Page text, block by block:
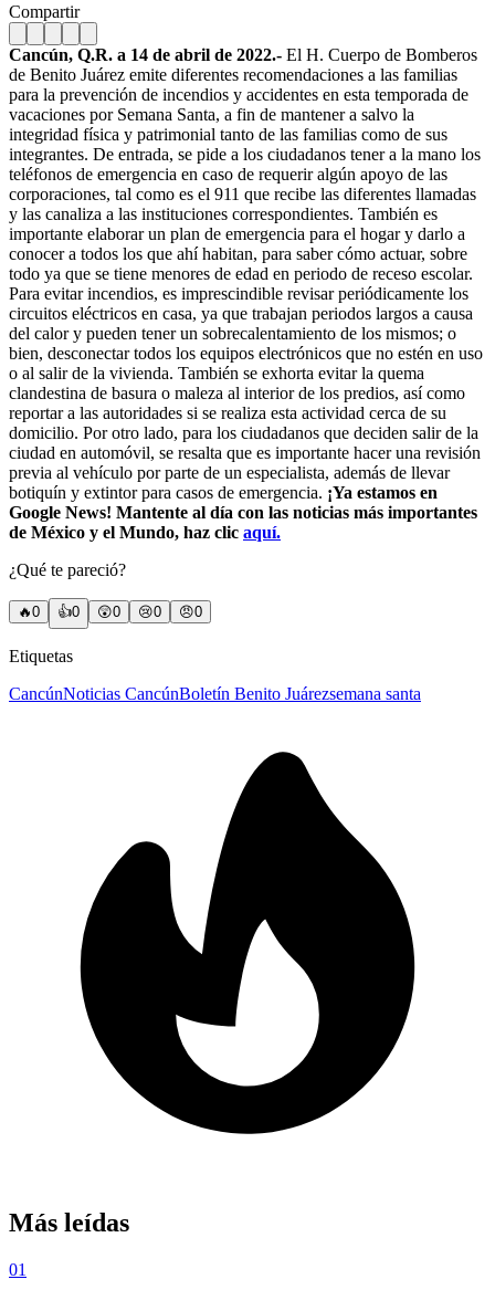
Compartir
Cancún, Q.R. a 14 de abril de 2022.- El H. Cuerpo de Bomberos
de Benito Juárez emite diferentes recomendaciones a las familias
para la prevención de incendios y accidentes en esta temporada de
vacaciones por Semana Santa, a fin de mantener a salvo la
integridad física y patrimonial tanto de las familias como de sus
integrantes. De entrada, se pide a los ciudadanos tener a la mano los
teléfonos de emergencia en caso de requerir algún apoyo de las
corporaciones, tal como es el 911 que recibe las diferentes llamadas
y las canaliza a las instituciones correspondientes. También es
importante elaborar un plan de emergencia para el hogar y darlo a
conocer a todos los que ahí habitan, para saber cómo actuar, sobre
todo ya que se tiene menores de edad en periodo de receso escolar.
Para evitar incendios, es imprescindible revisar periódicamente los
circuitos eléctricos en casa, ya que trabajan periodos largos a causa
del calor y pueden tener un sobrecalentamiento de los mismos; o
bien, desconectar todos los equipos electrónicos que no estén en uso
o al salir de la vivienda. También se exhorta evitar la quema
clandestina de basura o maleza al interior de los predios, así como
reportar a las autoridades si se realiza esta actividad cerca de su
domicilio. Por otro lado, para los ciudadanos que deciden salir de la
ciudad en automóvil, se resalta que es importante hacer una revisión
previa al vehículo por parte de un especialista, además de llevar
botiquín y extintor para casos de emergencia. ¡Ya estamos en
Google News! Mantente al día con las noticias más importantes
de México y el Mundo, haz clic aquí.
¿Qué te pareció?
🔥0 👍0 😲0 😢0 😠0
Etiquetas
CancúnNoticias CancúnBoletín Benito Juárezsemana santa
Más leídas
01